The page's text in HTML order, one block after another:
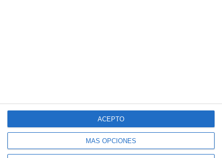
MÁS OPCIONES
ACEPTO